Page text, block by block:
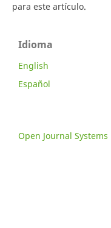
para este artículo.
Idioma
English
Español
Open Journal Systems